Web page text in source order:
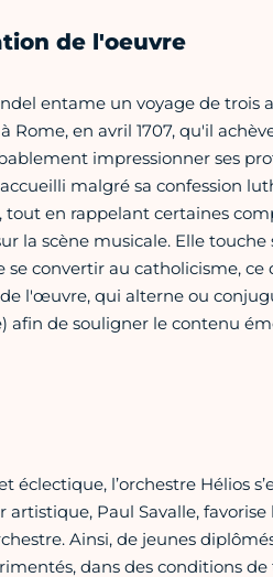
de l'oeuvre
entame un voyage de trois
à Rome, en avril 1707, qu'il
impressionner ses
malgré sa confession
tout en rappelant certaines
la scène musicale. Elle
se convertir au catholicisme,
l'œuvre, qui alterne ou
afin de souligner le contenu
éclectique, l’orchestre Hélios
artistique, Paul Savalle,
Ainsi, de jeunes
dans des conditions